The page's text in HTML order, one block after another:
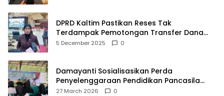
DPRD Kaltim Pastikan Reses Tak
Terdampak Pemotongan Transfer Dana
Pusat
5 December 2025 0
Damayanti Sosialisasikan Perda
Penyelenggaraan Pendidikan Pancasila
dan Wawasan Kebangsaan
27 March 2026 0